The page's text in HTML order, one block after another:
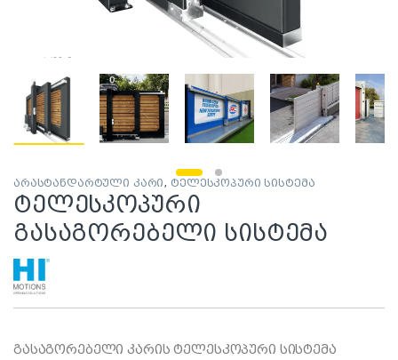
არასტანდარტული კარი, ტელესკოპური სისტემა
ტელესკოპური
გასაგორებელი სისტემა
გასაგორებელი კარის ტელესკოპური სისტემა